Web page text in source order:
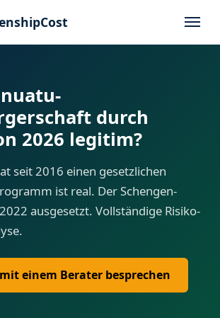
durch
2026 legitim?
seit 2016 einen gesetzlichen
ist real. Der Schengen-
ausgesetzt. Vollständige Risiko-
einem Berater besprechen